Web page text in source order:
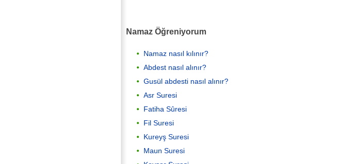
Namaz Öğreniyorum
Namaz nasıl kılınır?
Abdest nasıl alınır?
Gusül abdesti nasıl alınır?
Asr Suresi
Fatiha Sûresi
Fil Suresi
Kureyş Suresi
Maun Suresi